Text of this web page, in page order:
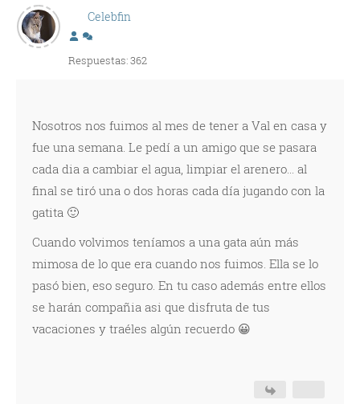
Celebfin
Respuestas: 362
Nosotros nos fuimos al mes de tener a Val en casa y
fue una semana. Le pedí a un amigo que se pasara
cada dia a cambiar el agua, limpiar el arenero... al
final se tiró una o dos horas cada día jugando con la
gatita 🙂
Cuando volvimos teníamos a una gata aún más
mimosa de lo que era cuando nos fuimos. Ella se lo
pasó bien, eso seguro. En tu caso además entre ellos
se harán compañia asi que disfruta de tus
vacaciones y traéles algún recuerdo 😀